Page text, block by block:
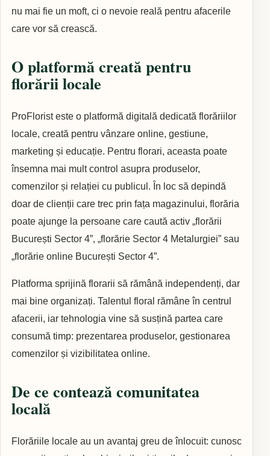
nu mai fie un moft, ci o nevoie reală pentru afacerile
care vor să crească.
O platformă creată pentru
florării locale
ProFlorist este o platformă digitală dedicată florăriilor
locale, creată pentru vânzare online, gestiune,
marketing și educație. Pentru florari, aceasta poate
însemna mai mult control asupra produselor,
comenzilor și relației cu publicul. În loc să depindă
doar de clienții care trec prin fața magazinului, florăria
poate ajunge la persoane care caută activ „florării
București Sector 4”, „florărie Sector 4 Metalurgiei” sau
„florărie online București Sector 4”.
Platforma sprijină florarii să rămână independenți, dar
mai bine organizați. Talentul floral rămâne în centrul
afacerii, iar tehnologia vine să susțină partea care
consumă timp: prezentarea produselor, gestionarea
comenzilor și vizibilitatea online.
De ce contează comunitatea
locală
Florăriile locale au un avantaj greu de înlocuit: cunosc